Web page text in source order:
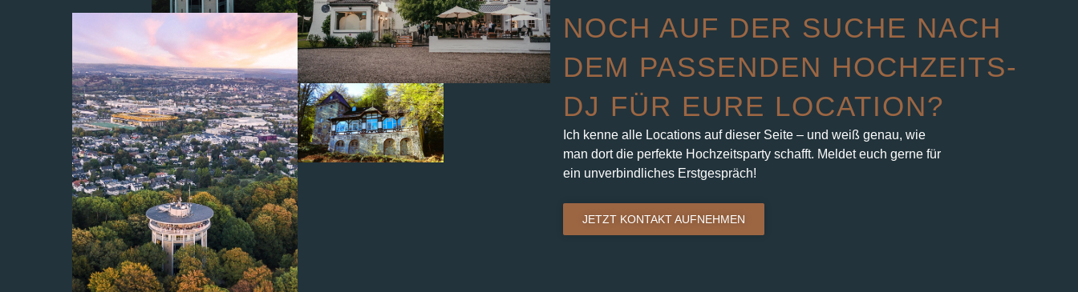
NOCH AUF DER SUCHE NACH
DEM PASSENDEN HOCHZEITS-
DJ FÜR EURE LOCATION?
Ich kenne alle Locations auf dieser Seite – und weiß genau, wie
man dort die perfekte Hochzeitsparty schafft. Meldet euch gerne für
ein unverbindliches Erstgespräch!
JETZT KONTAKT AUFNEHMEN